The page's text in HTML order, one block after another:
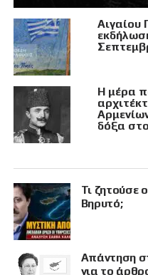
Αιγαίου
Η μέρα
δόξα
Τι ζητούσε
Βηρυτό;
Απάντηση
για το